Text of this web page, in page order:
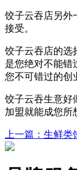
饺子云吞店另外
接受。
饺子云吞店的选
是您绝对不能错
您不可错过的创
饺子云吞生意好
加盟就能成您所
上一篇 ：生鲜